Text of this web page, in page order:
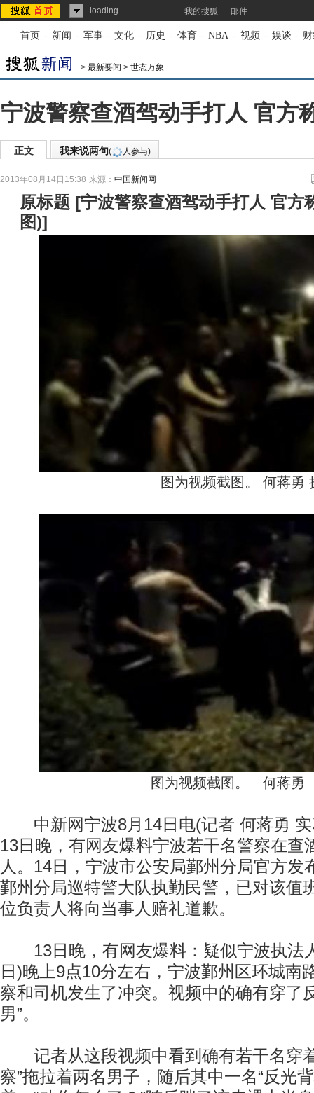
loading... 我的搜狐 邮件
首页 - 新闻 - 军事 - 文化 - 历史 - 体育 - NBA - 视频 - 娱谈 -
> 最新要闻 > 世态万象
宁波警察查酒驾动手打人 官方
正文 我来说两句( 人参与)
2013年08月14日15:38 来源： 中国新闻网
原标题 [宁波警察查酒驾动手打人 官方
图)]
图为视频截图。 何蒋勇
图为视频截图。 何蒋勇
中新网宁波8月14日电(记者 何蒋勇 实
13日晚，有网友爆料宁波若干名警察在查
人。14日，宁波市公安局鄞州分局官方发
鄞州分局巡特警大队执勤民警，已对该值
位负责人将向当事人赔礼道歉。
13日晚，有网友爆料：疑似宁波执法
日)晚上9点10分左右，宁波鄞州区环城南
察和司机发生了冲突。视频中的确有穿了
男”。
记者从这段视频中看到确有若干名穿
察”拖拉着两名男子，随后其中一名“反光